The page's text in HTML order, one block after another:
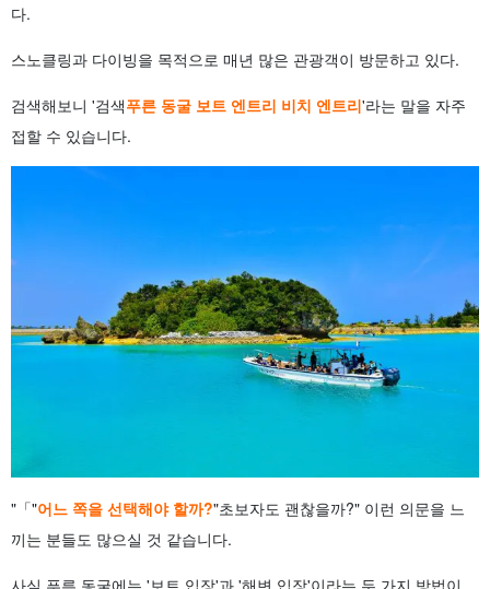
다.
스노클링과 다이빙을 목적으로 매년 많은 관광객이 방문하고 있다.
검색해보니 '검색푸른 동굴 보트 엔트리 비치 엔트리'라는 말을 자주
접할 수 있습니다.
"「"어느 쪽을 선택해야 할까?"초보자도 괜찮을까?" 이런 의문을 느
끼는 분들도 많으실 것 같습니다.